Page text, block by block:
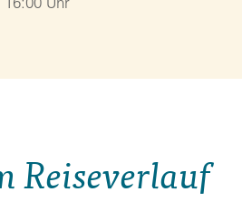
Reiseverlauf